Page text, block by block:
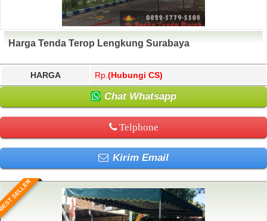
Harga Tenda Terop Lengkung Surabaya
HARGA Rp. (Hubungi CS)
Chat Whatsapp
Telphone
Kirim Email
SELLER